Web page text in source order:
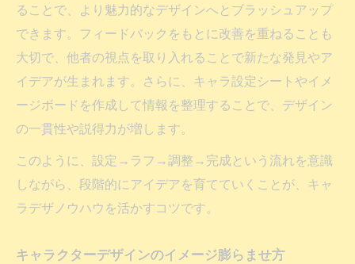
ることで、より魅力的なデザインへとブラッシュアップ
できます。フィードバックをもとに改善を重ねることも
大切で、他者の視点を取り入れることで新たな発見やア
イデアが生まれます。さらに、キャラ設定シートやイメ
ージボードを作成して情報を整理することで、デザイン
の一貫性や説得力が増します。
このように、設定→ラフ→調整→完成という流れを意識
しながら、段階的にアイデアを育てていくことが、キャ
ラデザノウハウを活かすコツです。
キャラクターデザインのイメージ膨らませ方